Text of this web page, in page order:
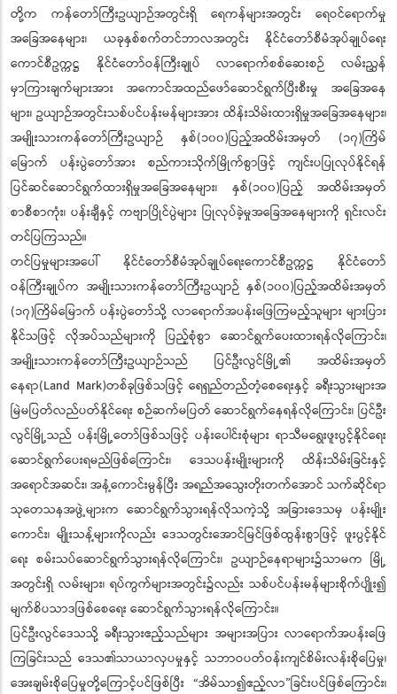
တို့က ကန်တော်ကြီးဥယျာဉ်အတွင်းရှိ ရေကန်များအတွင်း ရေဝင်ရောက်မှု
အခြေအနေများ၊ ယခုနှစ်စက်တင်ဘာလအတွင်း နိုင်ငံတော်စီမံအုပ်ချုပ်ရေး
ကောင်စီဥက္ကဋ္ဌ နိုင်ငံတော်ဝန်ကြီးချုပ် လာရောက်စစ်ဆေးစဉ် လမ်းညွှန်
မှာကြားချက်များအား အကောင်အထည်ဖော်ဆောင်ရွက်ပြီးစီးမှု အခြေအနေ
များ၊ ဥယျာဉ်အတွင်းသစ်ပင်ပန်းမန်များအား ထိန်းသိမ်းထားရှိမှုအခြေအနေများ၊
အမျိုးသားကန်တော်ကြီးဥယျာဉ် နှစ်(၁၀၀)ပြည့်အထိမ်းအမှတ် (၁၇)ကြိမ်
မြောက် ပန်းပွဲတော်အား စည်ကားသိုက်မြိုက်စွာဖြင့် ကျင်းပပြုလုပ်နိုင်ရန်
ပြင်ဆင်ဆောင်ရွက်ထားရှိမှုအခြေအနေများ၊ နှစ်(၁၀၀)ပြည့် အထိမ်းအမှတ်
စာစီစာကုံး၊ ပန်းချီနှင့် ကဗျာပြိုင်ပွဲများ ပြုလုပ်ခဲ့မှုအခြေအနေများကို ရှင်းလင်း
တင်ပြကြသည်။
တင်ပြမှုများအပေါ် နိုင်ငံတော်စီမံအုပ်ချုပ်ရေးကောင်စီဥက္ကဋ္ဌ နိုင်ငံတော်
ဝန်ကြီးချုပ်က အမျိုးသားကန်တော်ကြီးဥယျာဉ် နှစ်(၁၀၀)ပြည့်အထိမ်းအမှတ်
(၁၇)ကြိမ်မြောက် ပန်းပွဲတော်သို့ လာရောက်အပန်းဖြေကြမည့်သူများ များပြား
နိုင်သဖြင့် လိုအပ်သည်များကို ပြည့်စုံစွာ ဆောင်ရွက်ပေးထားရန်လိုကြောင်း၊
အမျိုးသားကန်တော်ကြီးဥယျာဉ်သည် ပြင်ဦးလွင်မြို့၏ အထိမ်းအမှတ်
နေရာ(Land Mark)တစ်ခုဖြစ်သဖြင့် ရေရှည်တည်တံ့စေရေးနှင့် ခရီးသွားများအ
မြဲမပြတ်လည်ပတ်နိုင်ရေး စဉ်ဆက်မပြတ် ဆောင်ရွက်နေရန်လိုကြောင်း၊ ပြင်ဦး
လွင်မြို့သည် ပန်းမြို့တော်ဖြစ်သဖြင့် ပန်းပေါင်းစုံများ ရာသီမရွေးဖူးပွင့်နိုင်ရေး
ဆောင်ရွက်ပေးရမည်ဖြစ်ကြောင်း၊ ဒေသပန်းမျိုးများကို ထိန်းသိမ်းခြင်းနှင့်
အရောင်အဆင်း၊ အနံ့ကောင်းမွန်ပြီး အရည်အသွေးတိုးတက်အောင် သက်ဆိုင်ရာ
သုတေသနအဖွဲ့များက ဆောင်ရွက်သွားရန်လိုသကဲ့သို့ အခြားဒေသမှ ပန်းမျိုး
ကောင်း၊ မျိုးသန့်များကိုလည်း ဒေသတွင်းအောင်မြင်ဖြစ်ထွန်းစွာဖြင့် ဖူးပွင့်နိုင်
ရေး စမ်းသပ်ဆောင်ရွက်သွားရန်လိုကြောင်း၊ ဥယျာဉ်နေရာများ၌သာမက မြို့
အတွင်းရှိ လမ်းများ၊ ရပ်ကွက်များအတွင်း၌လည်း သစ်ပင်ပန်းမန်များစိုက်ပျိုး၍
မျက်စိပသာဒဖြစ်စေရေး ဆောင်ရွက်သွားရန်လိုကြောင်း။
ပြင်ဦးလွင်ဒေသသို့ ခရီးသွားဧည့်သည်များ အများအပြား လာရောက်အပန်းဖြေ
ကြခြင်းသည် ဒေသ၏သာယာလှပမှုနှင့် သဘာဝပတ်ဝန်းကျင်စိမ်းလန်းစိုပြေမှု၊
အေးချမ်းစိုပြေမှုတို့ကြောင့်ပင်ဖြစ်ပြီး “အိမ်သာ၍ဧည့်လာ”ခြင်းပင်ဖြစ်ကြောင်း၊